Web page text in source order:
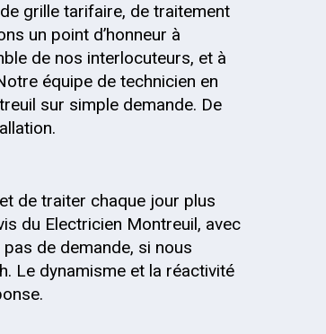
grille tarifaire, de traitement
un point d’honneur à
de nos interlocuteurs, et à
équipe de technicien en
sur simple demande. De
de traiter chaque jour plus
du Electricien Montreuil, avec
de demande, si nous
Le dynamisme et la réactivité